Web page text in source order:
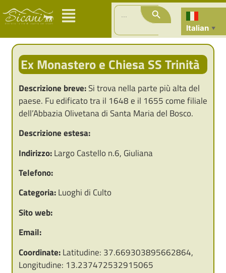
Search
for:
Search Button
Italian ▼
Ex Monastero e Chiesa SS Trinità
Descrizione breve:Si trova nella parte più alta del
paese. Fu edificato tra il 1648 e il 1655 come filiale
dell’Abbazia Olivetana di Santa Maria del Bosco.
Descrizione estesa:
Indirizzo:Largo Castello n.6, Giuliana
Telefono:
Categoria:Luoghi di Culto
Sito web:
Email:
Coordinate:Latitudine: 37.669303895662864,
Longitudine: 13.237472532915065